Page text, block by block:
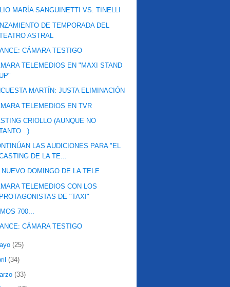
MARÍA SANGUINETTI VS. TINELLI
DE TEMPORADA DEL
ASTRAL
CÁMARA TESTIGO
TELEMEDIOS EN "MAXI STAND
MARTÍN: JUSTA ELIMINACIÓN
TELEMEDIOS EN TVR
CRIOLLO (AUNQUE NO
LAS AUDICIONES PARA "EL
DE LA TE...
NUEVO DOMINGO DE LA TELE
TELEMEDIOS CON LOS
DE "TAXI"
700...
CÁMARA TESTIGO
(25)
(34)
(33)